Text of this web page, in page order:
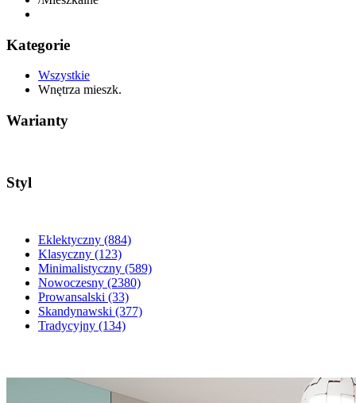
Kategorie
Wszystkie
Wnętrza mieszk.
Warianty
Styl
Eklektyczny (884)
Klasyczny (123)
Minimalistyczny (589)
Nowoczesny (2380)
Prowansalski (33)
Skandynawski (377)
Tradycyjny (134)